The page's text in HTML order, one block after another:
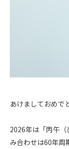
あけましておめで
2026年は「丙午（
み合わせは60年周